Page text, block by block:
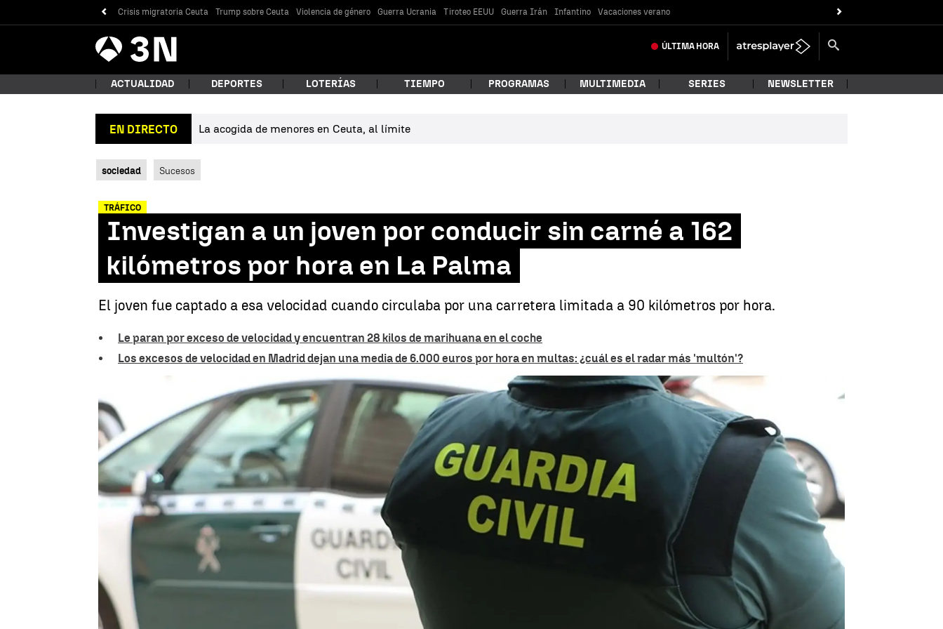
Crisis migratoria Ceuta Trump sobre Ceuta Violencia de género Guerra Ucrania Tiroteo EEUU Guerra Irán Infantino Vacaciones verano
Antena
3 Noticias ÚLTIMA HORA
ACTUALIDAD DEPORTES LOTERÍAS TIEMPO PROGRAMAS MULTIMEDIA SERIES NEWSLETTER
EN DIRECTO La acogida de menores en Ceuta, al límite
sociedad Sucesos
TRÁFICO
Investigan a un joven por conducir sin carné a 162
kilómetros por hora en La Palma
El joven fue captado a esa velocidad cuando circulaba por una carretera limitada a 90 kilómetros por hora.
Le paran por exceso de velocidad y encuentran 28 kilos de marihuana en el coche
Los excesos de velocidad en Madrid dejan una media de 6.000 euros por hora en multas: ¿cuál es el radar más 'multón'?